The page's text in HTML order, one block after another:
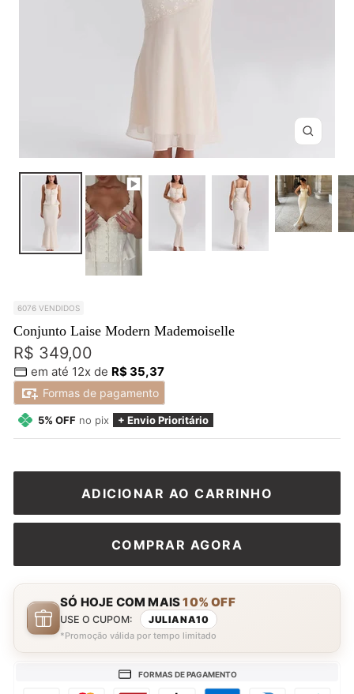
Zoom
6076 VENDIDOS
Conjunto Laise Modern Mademoiselle
Preço
promocional
R$ 349,00
em até 12x de R$ 35,37
Formas de pagamento
5% OFF no pix + Envio Prioritário
ADICIONAR AO CARRINHO
COMPRAR AGORA
SÓ HOJE COM MAIS10% OFF
USE O CUPOM: JULIANA10
*Promoção válida por tempo limitado
FORMAS DE PAGAMENTO